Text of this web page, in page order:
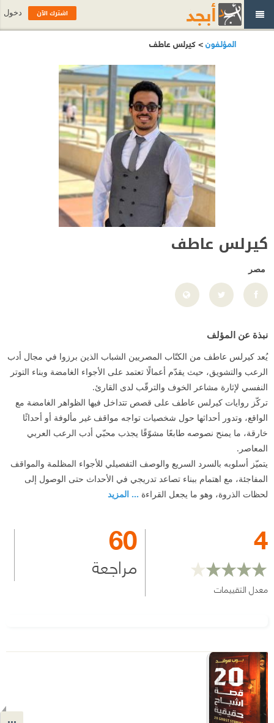
المؤلفون> كيرلس عاطف
كيرلس عاطف
مصر
نبذة عن المؤلف
يُعد كيرلس عاطف من الكتّاب المصريين الشباب الذين برزوا في مجال أدب
الرعب والتشويق، حيث يقدّم أعمالًا تعتمد على الأجواء الغامضة وبناء التوتر
النفسي لإثارة مشاعر الخوف والترقّب لدى القارئ.
تركّز روايات كيرلس عاطف على قصص تتداخل فيها الظواهر الغامضة مع
الواقع، وتدور أحداثها حول شخصيات تواجه مواقف غير مألوفة أو أحداثًا
خارقة، ما يمنح نصوصه طابعًا مشوّقًا يجذب محبّي أدب الرعب العربي
المعاصر.
يتميّز أسلوبه بالسرد السريع والوصف التفصيلي للأجواء المظلمة والمواقف
المفاجئة، مع اهتمام ببناء تصاعد تدريجي في الأحداث حتى الوصول إلى
لحظات الذروة، وهو ما يجعل القراءة ... المزيد
4
معدل التقييمات
60
مراجعة
اشترك الآن دخول